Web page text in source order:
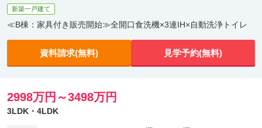
新築一戸建て
≪B棟：家具付き販売開始≫全開口食洗機×3連IH×自動洗浄トイレ
資料請求(無料) 見学予約(無料)
2998万円～3498万円
3LDK・4LDK